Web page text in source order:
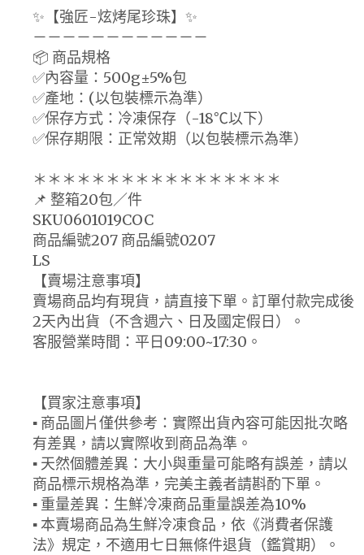
✨【強匠-炫烤尾珍珠】✨
－－－－－－－－－－－－
📦 商品規格
✅內容量：500g±5%包
✅產地：(以包裝標示為準）
✅保存方式：冷凍保存（-18℃以下）
✅保存期限：正常效期（以包裝標示為準）
＊＊＊＊＊＊＊＊＊＊＊＊＊＊＊＊＊
📌 整箱20包／件
SKU0601019COC
商品編號207 商品編號0207
LS
【賣場注意事項】
賣場商品均有現貨，請直接下單。訂單付款完成後
2天內出貨（不含週六、日及國定假日）。
客服營業時間：平日09:00~17:30。
【買家注意事項】
▪ 商品圖片僅供參考：實際出貨內容可能因批次略
有差異，請以實際收到商品為準。
▪ 天然個體差異：大小與重量可能略有誤差，請以
商品標示規格為準，完美主義者請斟酌下單。
▪ 重量差異：生鮮冷凍商品重量誤差為10%
▪ 本賣場商品為生鮮冷凍食品，依《消費者保護
法》規定，不適用七日無條件退貨（鑑賞期）。